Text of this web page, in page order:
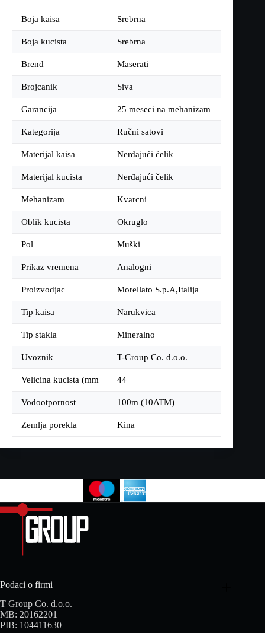
Boja kaisa Srebrna
Boja kucista Srebrna
Brend Maserati
Brojcanik Siva
Garancija 25 meseci na mehanizam
Kategorija Ručni satovi
Materijal kaisa Nerđajući čelik
Materijal kucista Nerđajući čelik
Mehanizam Kvarcni
Oblik kucista Okruglo
Pol Muški
Prikaz vremena Analogni
Proizvodjac Morellato S.p.A,Italija
Tip kaisa Narukvica
Tip stakla Mineralno
Uvoznik T-Group Co. d.o.o.
Velicina kucista (mm 44
Vodootpornost 100m (10ATM)
Zemlja porekla Kina
Podaci o firmi
T Group Co. d.o.o.
MB: 20162201
PIB: 104411630